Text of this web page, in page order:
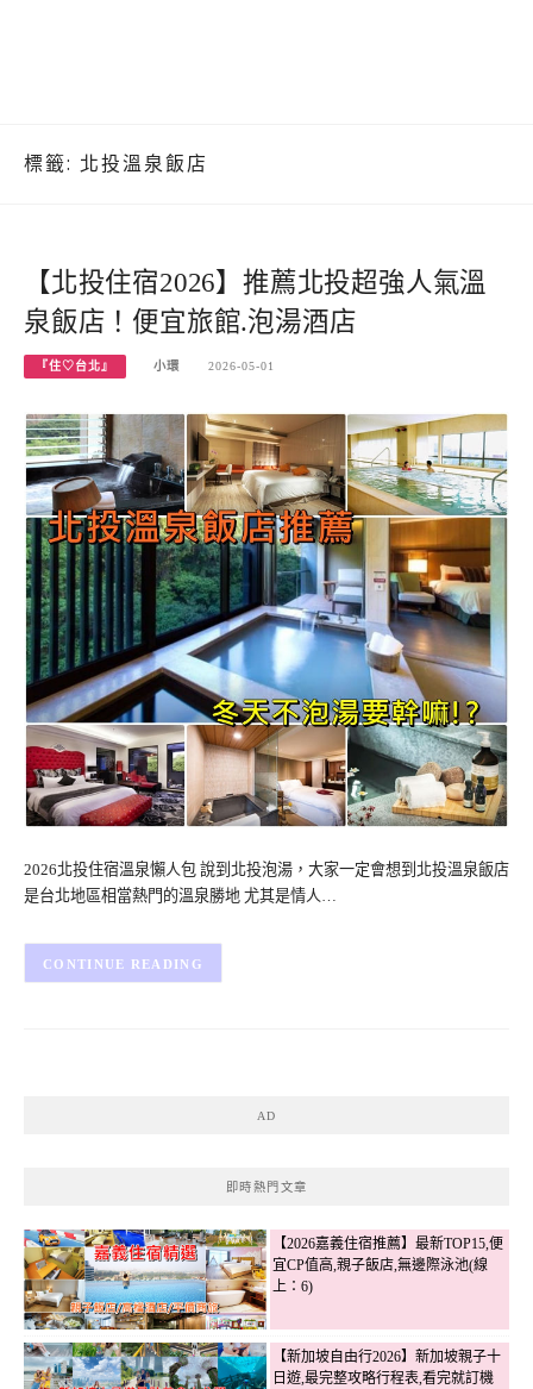
標籤: 北投溫泉飯店
【北投住宿2026】推薦北投超強人氣溫
泉飯店！便宜旅館.泡湯酒店
『住♡台北』 小環 2026-05-01
2026北投住宿溫泉懶人包 說到北投泡湯，大家一定會想到北投溫泉飯店
是台北地區相當熱門的溫泉勝地 尤其是情人…
CONTINUE READING
AD
即時熱門文章
【2026嘉義住宿推薦】最新TOP15,便
宜CP值高,親子飯店,無邊際泳池(線
上：6)
【新加坡自由行2026】新加坡親子十
日遊,最完整攻略行程表,看完就訂機